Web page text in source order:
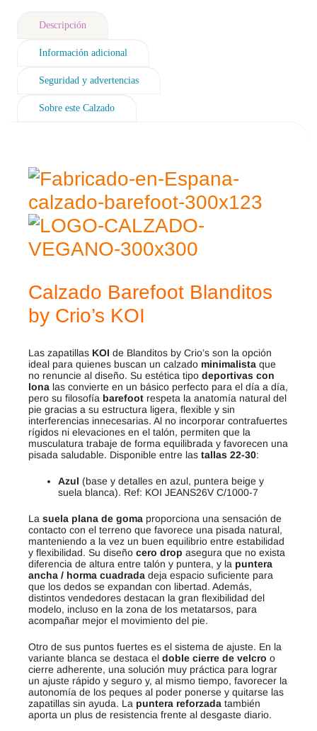
Descripción
Información adicional
Seguridad y advertencias
Sobre este Calzado
Calzado Barefoot Blanditos
by Crio’s KOI
Las zapatillas KOI de Blanditos by Crio’s son la opción
ideal para quienes buscan un calzado minimalista que
no renuncie al diseño. Su estética tipo deportivas con
lona las convierte en un básico perfecto para el día a día,
pero su filosofía barefoot respeta la anatomía natural del
pie gracias a su estructura ligera, flexible y sin
interferencias innecesarias. Al no incorporar contrafuertes
rígidos ni elevaciones en el talón, permiten que la
musculatura trabaje de forma equilibrada y favorecen una
pisada saludable. Disponible entre las tallas 22-30:
Azul (base y detalles en azul, puntera beige y
suela blanca). Ref: KOI JEANS26V C/1000-7
La suela plana de goma proporciona una sensación de
contacto con el terreno que favorece una pisada natural,
manteniendo a la vez un buen equilibrio entre estabilidad
y flexibilidad. Su diseño cero drop asegura que no exista
diferencia de altura entre talón y puntera, y la puntera
ancha / horma cuadrada deja espacio suficiente para
que los dedos se expandan con libertad. Además,
distintos vendedores destacan la gran flexibilidad del
modelo, incluso en la zona de los metatarsos, para
acompañar mejor el movimiento del pie.
Otro de sus puntos fuertes es el sistema de ajuste. En la
variante blanca se destaca el doble cierre de velcro o
cierre adherente, una solución muy práctica para lograr
un ajuste rápido y seguro y, al mismo tiempo, favorecer la
autonomía de los peques al poder ponerse y quitarse las
zapatillas sin ayuda. La puntera reforzada también
aporta un plus de resistencia frente al desgaste diario.